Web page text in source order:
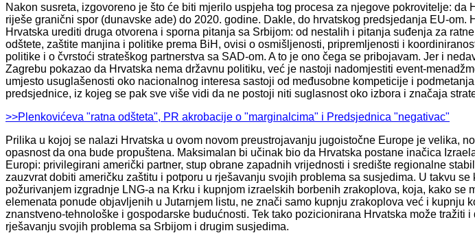
Nakon susreta, izgovoreno je što će biti mjerilo uspjeha tog procesa za njegove pokrovitelje: da
riješe granični spor (dunavske ade) do 2020. godine. Dakle, do hrvatskog predsjedanja EU-om.
Hrvatska urediti druga otvorena i sporna pitanja sa Srbijom: od nestalih i pitanja suđenja za
odštete, zaštite manjina i politike prema BiH, ovisi o osmišljenosti, pripremljenosti i
politike i o čvrstoći strateškog partnerstva sa SAD-om. A to je ono čega se pribojavam. Jer i
Zagrebu pokazao da Hrvatska nema državnu politiku, već je nastoji nadomjestiti event-
umjesto usuglašenosti oko nacionalnog interesa sastoji od međusobne kompeticije i
predsjednice, iz kojeg se pak sve više vidi da ne postoji niti suglasnost oko izbora i značaja
>>Plenkovićeva "ratna odšteta", PR akrobacije o "marginalcima" i Predsjednica "negativac"
Prilika u kojoj se nalazi Hrvatska u ovom novom preustrojavanju jugoistočne Europe je velika,
opasnost da ona bude propuštena. Maksimalan bi učinak bio da Hrvatska postane inačica
Europi: privilegirani američki partner, stup obrane zapadnih vrijednosti i središte regionalne
zauzvrat dobiti američku zaštitu i potporu u rješavanju svojih problema sa susjedima. U takvu se
požurivanjem izgradnje LNG-a na Krku i kupnjom izraelskih borbenih zrakoplova, koja, kako se
elemenata ponude objavljenih u Jutarnjem listu, ne znači samo kupnju zrakoplova već i kupnju
znanstveno-tehnološke i gospodarske budućnosti. Tek tako pozicionirana Hrvatska može tražiti i
rješavanju svojih problema sa Srbijom i drugim susjedima.